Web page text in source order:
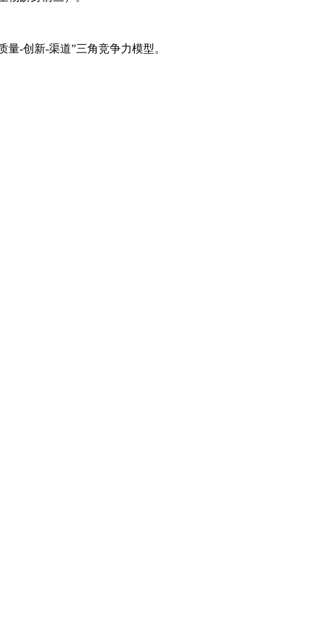
-创新-渠道”三角竞争力模型。